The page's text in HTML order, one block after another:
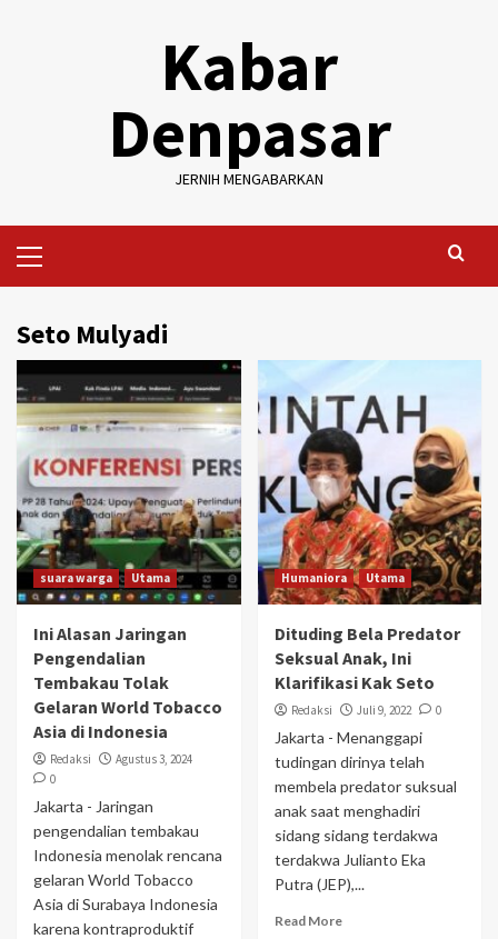
Kabar
Denpasar
JERNIH MENGABARKAN
Menu
Seto Mulyadi
suara warga Utama
Ini Alasan Jaringan
Pengendalian
Tembakau Tolak
Gelaran World Tobacco
Asia di Indonesia
Redaksi
Agustus 3, 2024
0
Jakarta - Jaringan
pengendalian tembakau
Indonesia menolak rencana
gelaran World Tobacco
Asia di Surabaya Indonesia
karena kontraproduktif
Humaniora Utama
Dituding Bela Predator
Seksual Anak, Ini
Klarifikasi Kak Seto
Redaksi Juli 9, 2022 0
Jakarta - Menanggapi
tudingan dirinya telah
membela predator suksual
anak saat menghadiri
sidang sidang terdakwa
terdakwa Julianto Eka
Putra (JEP),...
Read More